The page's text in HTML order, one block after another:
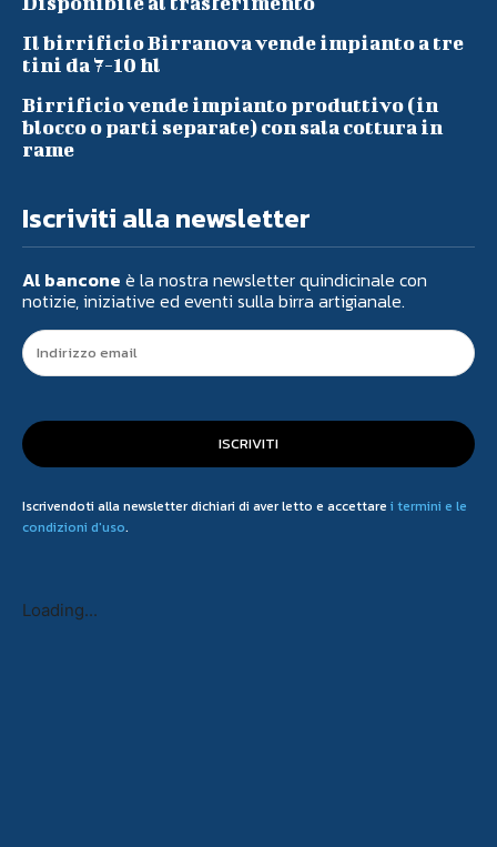
Il birrificio Birranova vende impianto a tre
tini da 7-10 hl
Birrificio vende impianto produttivo (in
blocco o parti separate) con sala cottura in
rame
Iscriviti alla newsletter
Al bancone è la nostra newsletter quindicinale con
notizie, iniziative ed eventi sulla birra artigianale.
ISCRIVITI
Iscrivendoti alla newsletter dichiari di aver letto e accettare i termini e le
condizioni d'uso.
Loading...